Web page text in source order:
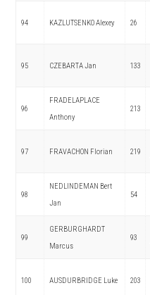
94 KAZLUTSENKO Alexey 26
95 CZEBARTA Jan 133
96
FRADELAPLACE
Anthony
213
97 FRAVACHON Florian 219
98
NEDLINDEMAN Bert
Jan
54
99
GERBURGHARDT
Marcus
93
100 AUSDURBRIDGE Luke 203